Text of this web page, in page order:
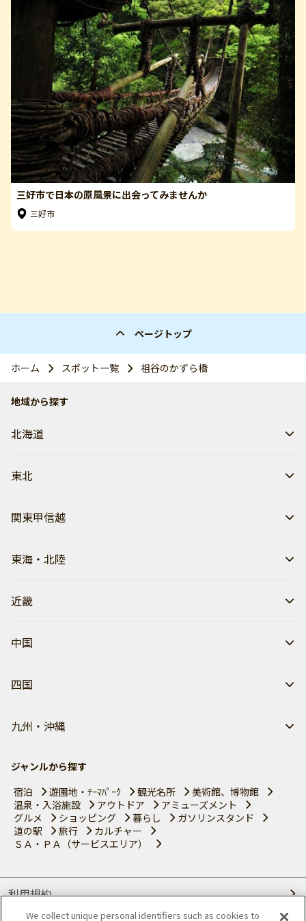
三好市で日本の原風景に出会ってみませんか
三好市
ページトップ
ホーム スポット一覧 祖谷のかずら橋
地域から探す
北海道
東北
関東甲信越
東海・北陸
近畿
中国
四国
九州・沖縄
ジャンルから探す
宿泊
遊園地・ﾃｰﾏﾊﾟｰｸ 観光名所
美術館、博物館
温泉・入浴施設
アウトドア
アミューズメント
グルメ
ショッピング 暮らし
ガソリンスタンド
道の駅
旅行
カルチャー
ＳＡ・ＰＡ（サービスエリア）
利用規約
We collect unique personal identifiers such as cookies to